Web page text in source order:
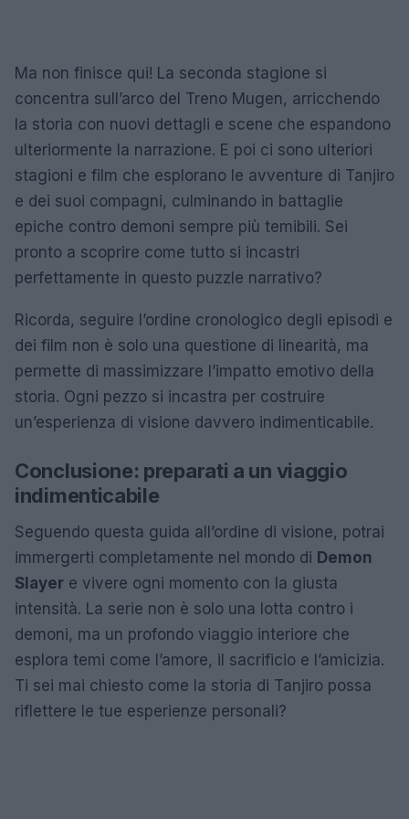
Ma non finisce qui! La seconda stagione si
concentra sull’arco del Treno Mugen, arricchendo
la storia con nuovi dettagli e scene che espandono
ulteriormente la narrazione. E poi ci sono ulteriori
stagioni e film che esplorano le avventure di Tanjiro
e dei suoi compagni, culminando in battaglie
epiche contro demoni sempre più temibili. Sei
pronto a scoprire come tutto si incastri
perfettamente in questo puzzle narrativo?
Ricorda, seguire l’ordine cronologico degli episodi e
dei film non è solo una questione di linearità, ma
permette di massimizzare l’impatto emotivo della
storia. Ogni pezzo si incastra per costruire
un’esperienza di visione davvero indimenticabile.
Conclusione: preparati a un viaggio
indimenticabile
Seguendo questa guida all’ordine di visione, potrai
immergerti completamente nel mondo di Demon
Slayer e vivere ogni momento con la giusta
intensità. La serie non è solo una lotta contro i
demoni, ma un profondo viaggio interiore che
esplora temi come l’amore, il sacrificio e l’amicizia.
Ti sei mai chiesto come la storia di Tanjiro possa
riflettere le tue esperienze personali?